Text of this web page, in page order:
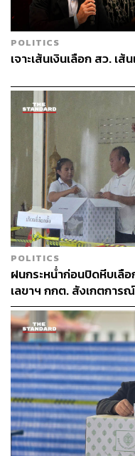
แต่ทว่าไม่ใช่ลุงกำนันใน
การเมือง หากแต่เป็นลุง
พรรคการเมืองที่สัญญาว่า
มหาประชาชน’ ในการป
เหมือนบทเพลงที่มีเนื้อห
เหมือนเดิมทุกอย่าง”
POLITICS
เจาะเส้นเงินเลือก สว. เส้
POLITICS
ฝนกระหน่ำก่อนปิดหีบเลื
เลขาฯ กกต. สังเกตการ